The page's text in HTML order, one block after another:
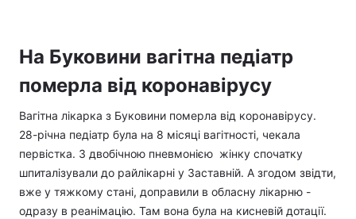
На Буковини вагітна педіатр
померла від коронавірусу
Вагітна лікарка з Буковини померла від коронавірусу.
28-річна педіатр була на 8 місяці вагітності, чекала
первістка. З двобічною пневмонією жінку спочатку
шпиталізували до райлікарні у Заставній. А згодом звідти,
вже у тяжкому стані, доправили в обласну лікарню -
одразу в реанімацію. Там вона була на кисневій дотації.